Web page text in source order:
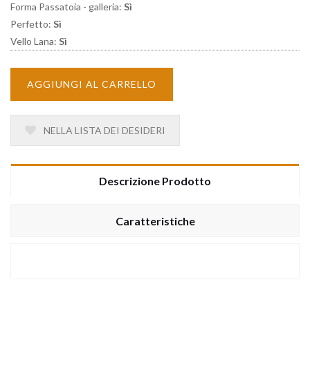
Forma Passatoia - galleria: Sì
Perfetto: Sì
Vello Lana: Sì
AGGIUNGI AL CARRELLO
NELLA LISTA DEI DESIDERI
Descrizione Prodotto
Caratteristiche